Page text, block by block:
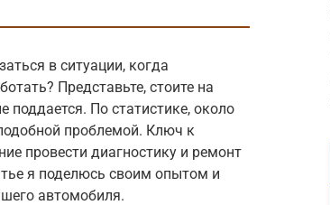
в ситуации, когда
Представьте, стоите на
По статистике, около
проблемой. Ключ к
провести диагностику и ремонт
я поделюсь своим опытом и
автомобиля.